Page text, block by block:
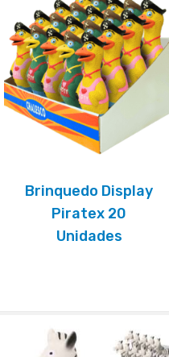
Brinquedo Display
Piratex 20
Unidades